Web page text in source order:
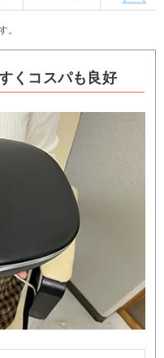
。
くコスパも良好